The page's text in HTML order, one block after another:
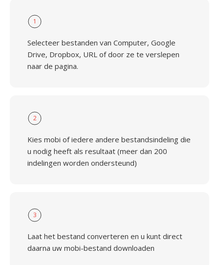
1
Selecteer bestanden van Computer, Google
Drive, Dropbox, URL of door ze te verslepen
naar de pagina.
2
Kies mobi of iedere andere bestandsindeling die
u nodig heeft als resultaat (meer dan 200
indelingen worden ondersteund)
3
Laat het bestand converteren en u kunt direct
daarna uw mobi-bestand downloaden